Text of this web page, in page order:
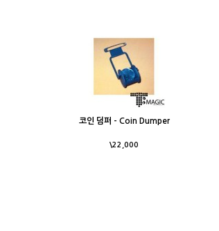
코인 덤퍼 - Coin Dumper
\22,000